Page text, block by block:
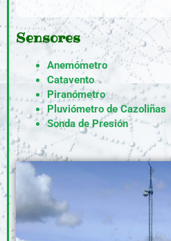
Sensores
Anemómetro
Catavento
Piranómetro
Pluviómetro de Cazoliñas
Sonda de Presión